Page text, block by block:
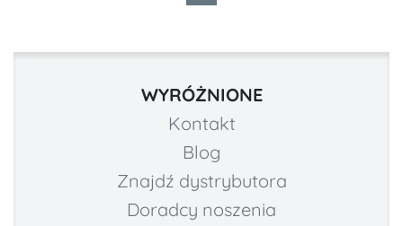
WYRÓŻNIONE
Kontakt
Blog
Znajdź dystrybutora
Doradcy noszenia